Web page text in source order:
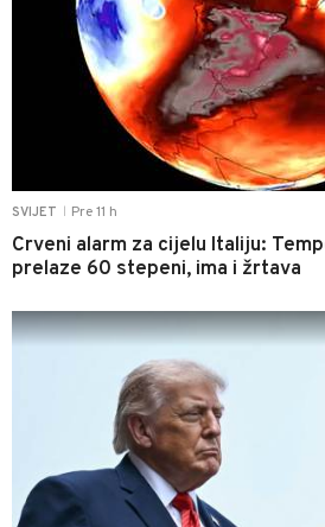
SVIJET Pre 11 h
Crveni alarm za cijelu Italiju:
prelaze 60 stepeni, ima i žrtava